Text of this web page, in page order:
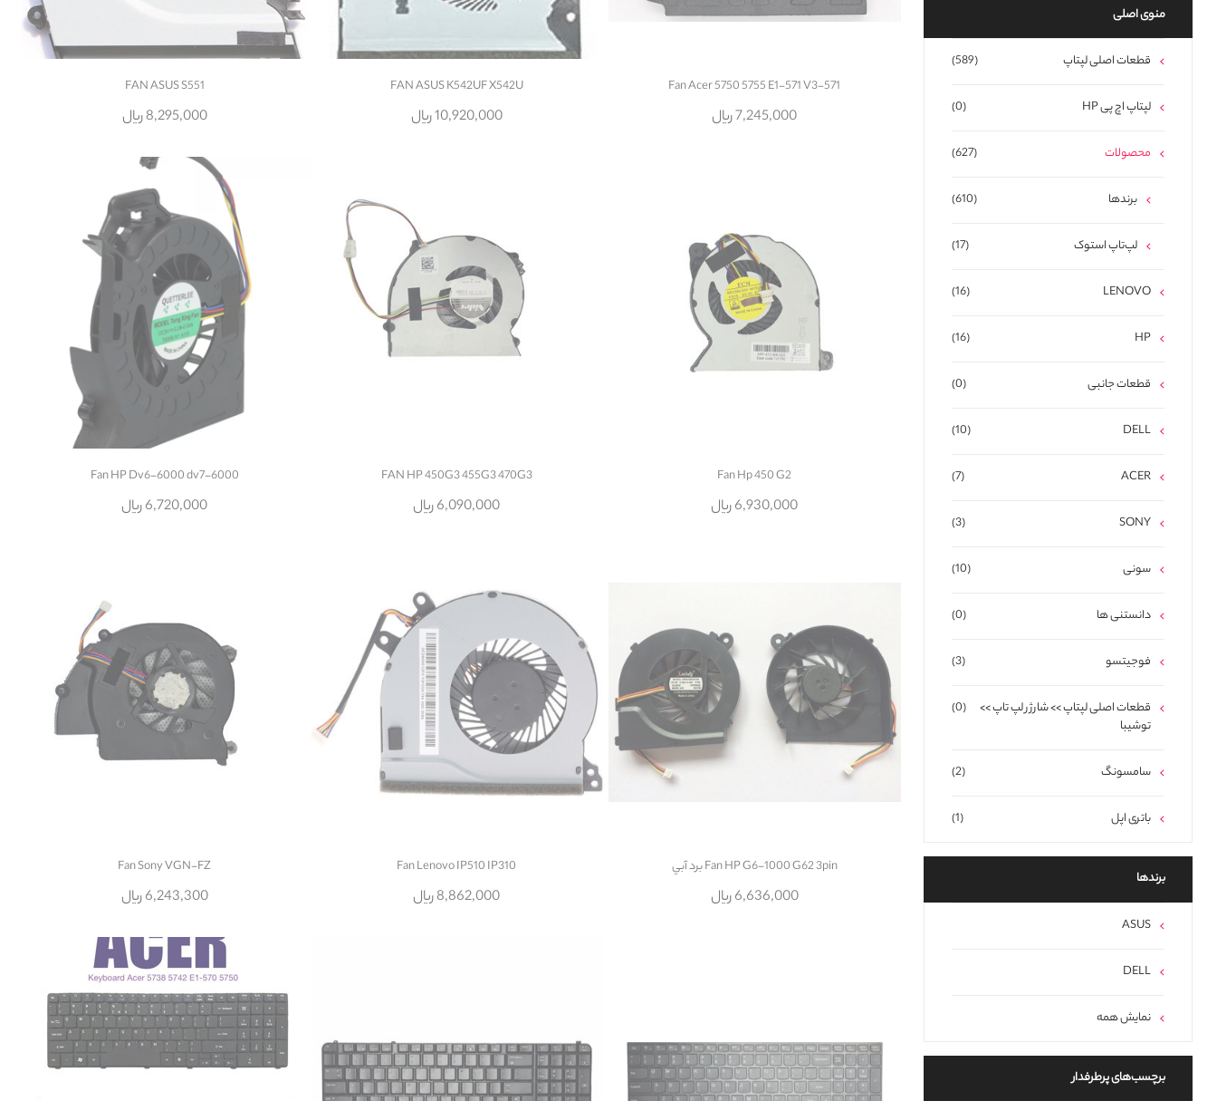
Fan Acer 5750 5755 E1-571 V3-571
7,245,000 ریال
FAN ASUS K542UF X542U
10,920,000 ریال
FAN ASUS S551
8,295,000 ریال
Fan Hp 450 G2
6,930,000 ریال
FAN HP 450G3 455G3 470G3
6,090,000 ریال
Fan HP Dv6-6000 dv7-6000
6,720,000 ریال
Fan HP G6-1000 G62 3pin برد آبي
6,636,000 ریال
Fan Lenovo IP510 IP310
8,862,000 ریال
Fan Sony VGN-FZ
6,243,300 ریال
منوی اصلی
(589) قطعات اصلی لپتاپ
(0) لپتاپ اچ پی HP
(627) محصولات
(610) برندها
(17) لپ‌تاپ استوک
(16) LENOVO
(16) HP
(0) قطعات جانبی
(10) DELL
(7) ACER
(3) SONY
(10) سونی
(0) دانستنی ها
(3) فوجیتسو
(0)
قطعات اصلی لپتاپ >> شارژر لپ تاپ >>
توشیبا
(2) سامسونگ
(1) باتری اپل
برند‌ها
ASUS
DELL
نمایش همه
برچسب‌های پرطرفدار